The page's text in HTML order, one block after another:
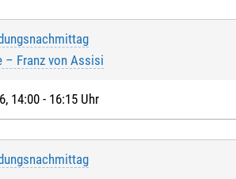
– Franz von Assisi
14:00 - 16:15 Uhr